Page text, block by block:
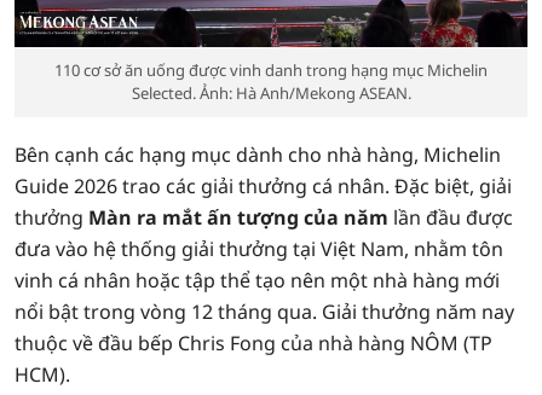
110 cơ sở ăn uống được vinh danh trong hạng mục Michelin
Selected. Ảnh: Hà Anh/Mekong ASEAN.
Bên cạnh các hạng mục dành cho nhà hàng, Michelin
Guide 2026 trao các giải thưởng cá nhân. Đặc biệt, giải
thưởng Màn ra mắt ấn tượng của năm lần đầu được
đưa vào hệ thống giải thưởng tại Việt Nam, nhằm tôn
vinh cá nhân hoặc tập thể tạo nên một nhà hàng mới
nổi bật trong vòng 12 tháng qua. Giải thưởng năm nay
thuộc về đầu bếp Chris Fong của nhà hàng NÔM (TP
HCM).